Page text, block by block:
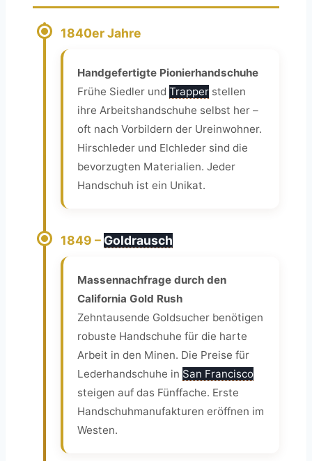
1840er Jahre
Handgefertigte Pionierhandschuhe
Frühe Siedler und Trapper stellen
ihre Arbeitshandschuhe selbst her –
oft nach Vorbildern der Ureinwohner.
Hirschleder und Elchleder sind die
bevorzugten Materialien. Jeder
Handschuh ist ein Unikat.
1849 – Goldrausch
Massennachfrage durch den
California Gold Rush
Zehntausende Goldsucher benötigen
robuste Handschuhe für die harte
Arbeit in den Minen. Die Preise für
Lederhandschuhe in San Francisco
steigen auf das Fünffache. Erste
Handschuhmanufakturen eröffnen im
Westen.